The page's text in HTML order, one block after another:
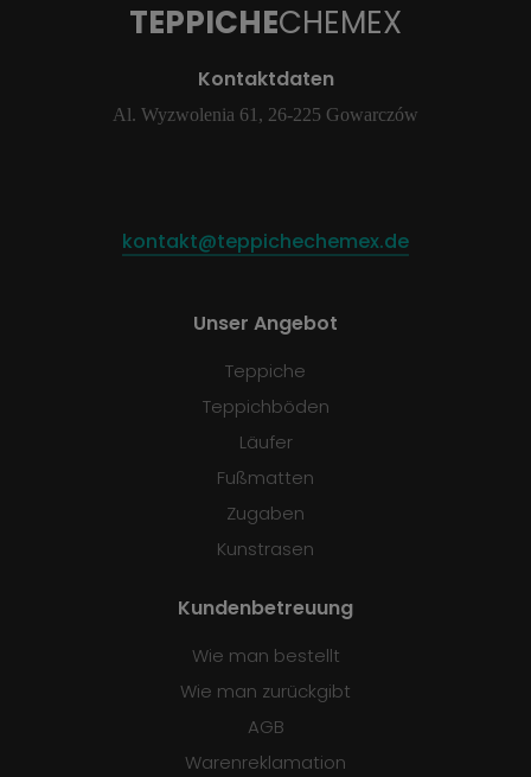
TEPPICHECHEMEX
Kontaktdaten
Al. Wyzwolenia 61, 26-225 Gowarczów
kontakt@teppichechemex.de
Unser Angebot
Teppiche
Teppichböden
Läufer
Fußmatten
Zugaben
Kunstrasen
Kundenbetreuung
Wie man bestellt
Wie man zurückgibt
AGB
Warenreklamation